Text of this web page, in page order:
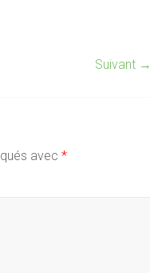
Suivant →
avec *